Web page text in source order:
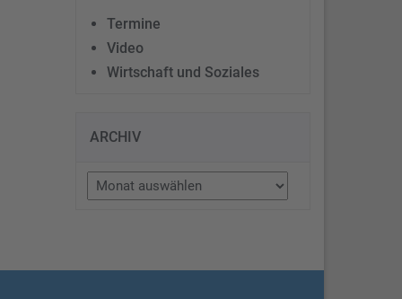
Termine
Video
Wirtschaft und Soziales
ARCHIV
Archiv